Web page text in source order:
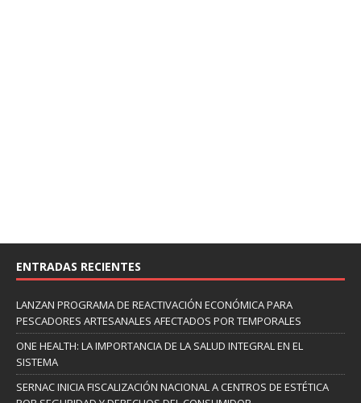
ENTRADAS RECIENTES
LANZAN PROGRAMA DE REACTIVACIÓN ECONÓMICA PARA
PESCADORES ARTESANALES AFECTADOS POR TEMPORALES
ONE HEALTH: LA IMPORTANCIA DE LA SALUD INTEGRAL EN EL
SISTEMA
SERNAC INICIA FISCALIZACIÓN NACIONAL A CENTROS DE ESTÉTICA